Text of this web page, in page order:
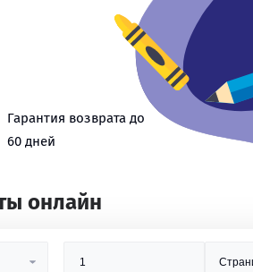
Гарантия возврата до
60 дней
онлайн